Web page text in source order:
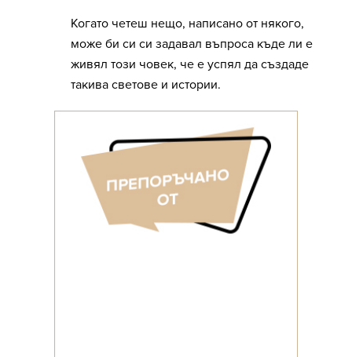
Когато четеш нещо, написано от някого,
може би си си задавал въпроса къде ли е
живял този човек, че е успял да създаде
такива светове и истории.